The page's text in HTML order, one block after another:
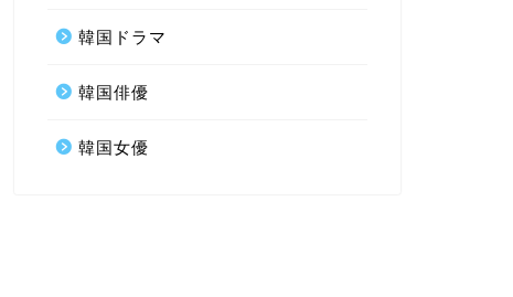
韓国ドラマ
韓国俳優
韓国女優